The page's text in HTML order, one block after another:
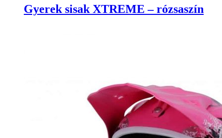
Gyerek sisak XTREME – rózsaszín